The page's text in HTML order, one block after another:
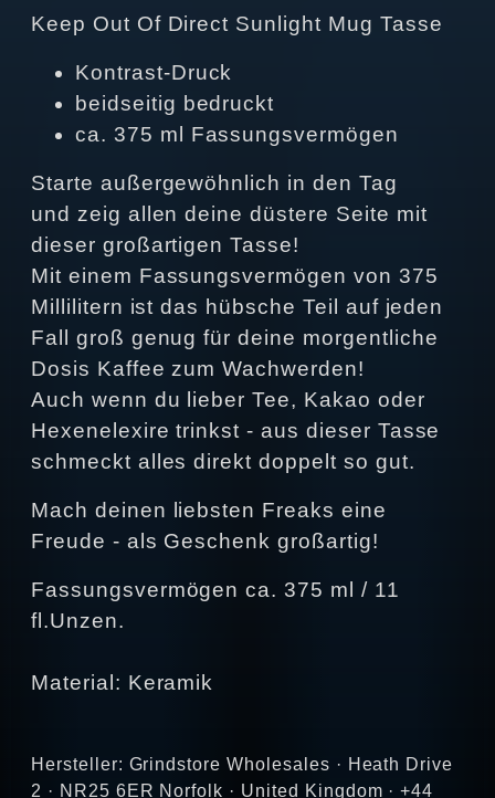
Keep Out Of Direct Sunlight Mug Tasse
Kontrast-Druck
beidseitig bedruckt
ca. 375 ml Fassungsvermögen
Starte außergewöhnlich in den Tag
und zeig allen deine düstere Seite mit
dieser großartigen Tasse!
Mit einem Fassungsvermögen von 375
Millilitern ist das hübsche Teil auf jeden
Fall groß genug für deine morgentliche
Dosis Kaffee zum Wachwerden!
Auch wenn du lieber Tee, Kakao oder
Hexenelexire trinkst - aus dieser Tasse
schmeckt alles direkt doppelt so gut.
Mach deinen liebsten Freaks eine
Freude - als Geschenk großartig!
Fassungsvermögen ca. 375 ml / 11
fl.Unzen.
Material: Keramik
Hersteller: Grindstore Wholesales · Heath Drive
2 · NR25 6ER Norfolk · United Kingdom · +44